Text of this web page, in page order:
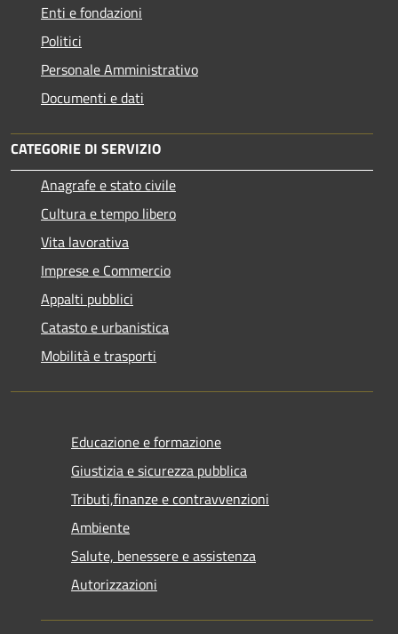
Enti e fondazioni
Politici
Personale Amministrativo
Documenti e dati
CATEGORIE DI SERVIZIO
Anagrafe e stato civile
Cultura e tempo libero
Vita lavorativa
Imprese e Commercio
Appalti pubblici
Catasto e urbanistica
Mobilità e trasporti
Educazione e formazione
Giustizia e sicurezza pubblica
Tributi,finanze e contravvenzioni
Ambiente
Salute, benessere e assistenza
Autorizzazioni